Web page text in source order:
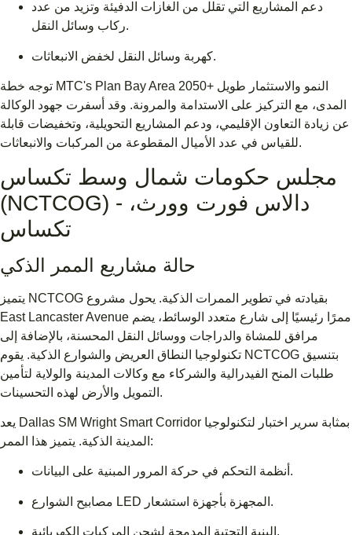
دعم المشاريع التي تقلل من الغازات الدفيئة وتزيد من عدد
ركاب وسائل النقل.
كهربة وسائل النقل لخفض الانبعاثات.
توجه خطة MTC's Plan Bay Area 2050+ النمو والاستثمار طويل
المدى، مع التركيز على الاستدامة والمرونة. وقد أسفرت جهود الوكالة
عن زيادة التعاون الإقليمي، ودعم المشاريع التحويلية، وتخفيضات قابلة
للقياس في عدد الأميال المقطوعة من المركبات والانبعاثات.
مجلس حكومات شمال وسط تكساس
(NCTCOG) - دالاس فورت وورث،
حالة مشاريع الممر الذكي
يتميز NCTCOG بقيادته في تطوير الممرات الذكية. يحول مشروع
East Lancaster Avenue ممرًا رئيسيًا إلى شارع متعدد الوسائط، يضم
مرافق للمشاة والدراجات ووسائل النقل المحسنة، بالإضافة إلى
تكنولوجيا النطاق العريض والشوارع الذكية. يقوم NCTCOG بتنسيق
طلبات المنح الفيدرالية والشركاء مع وكالات المدينة والولاية لتأمين
التمويل والأرض لهذه التحسينات.
يعد Dallas SM Wright Smart Corridor بمثابة سرير اختبار لتكنولوجيا
المدينة الذكية. يتميز هذا الممر:
أنظمة التحكم في حركة المرور المبنية على البيانات.
مصابيح الشوارع LED المجهزة بأجهزة استشعار.
البنية التحتية المدمجة لشحن المركبات الكهربائية.